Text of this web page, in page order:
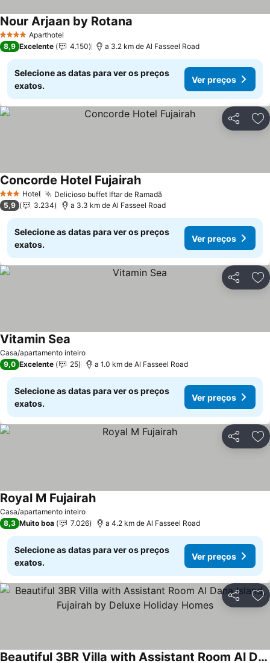
4 EstrelasAparthotel
Nour Arjaan by Rotana
8,9 Excelente 4.150 a 3.2 km de Al Fasseel Road
Selecione as datas para ver os preços
exatos.
Ver preços
Partilhar
3 EstrelasHotel Delicioso buffet Iftar de Ramadã
Concorde Hotel Fujairah
5,9 3.234 a 3.3 km de Al Fasseel Road
Selecione as datas para ver os preços
exatos.
Ver preços
Partilhar
Casa/apartamento inteiro
Vitamin Sea
9,0 Excelente 25 a 1.0 km de Al Fasseel Road
Selecione as datas para ver os preços
exatos.
Ver preços
Partilhar
Casa/apartamento inteiro
Royal M Fujairah
8,3 Muito boa 7.026 a 4.2 km de Al Fasseel Road
Selecione as datas para ver os preços
exatos.
Ver preços
Partilhar
Beautiful 3BR Villa with Assistant Room Al Dana Island, Fujairah by Deluxe Holiday Homes